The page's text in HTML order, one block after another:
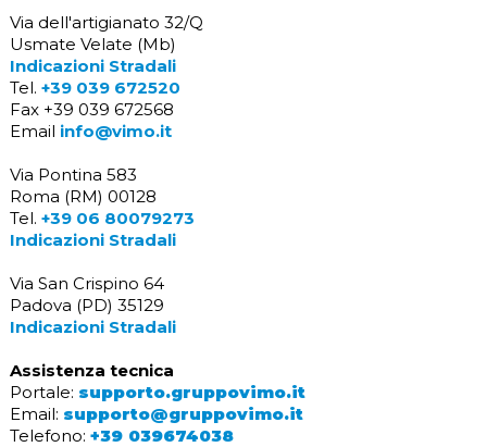
Via dell'artigianato 32/Q
Usmate Velate (Mb)
Indicazioni Stradali
Tel. +39 039 672520
Fax +39 039 672568
Email info@vimo.it
Via Pontina 583
Roma (RM) 00128
Tel. +39 06 80079273
Indicazioni Stradali
Via San Crispino 64
Padova (PD) 35129
Indicazioni Stradali
Assistenza tecnica
Portale: supporto.gruppovimo.it
Email: supporto@gruppovimo.it
Telefono: +39 039674038